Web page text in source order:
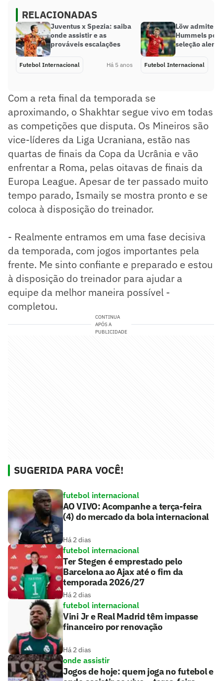
RELACIONADAS
Juventus x Spezia: saiba
onde assistir e as
prováveis escalações
Futebol Internacional Há 5 anos
Löw admite
Hummels
seleção alemã
Futebol Internacional
Com a reta final da temporada se
aproximando, o Shakhtar segue vivo em todas
as competições que disputa. Os Mineiros são
vice-líderes da Liga Ucraniana, estão nas
quartas de finais da Copa da Ucrânia e vão
enfrentar a Roma, pelas oitavas de finais da
Europa League. Apesar de ter passado muito
tempo parado, Ismaily se mostra pronto e se
coloca à disposição do treinador.
- Realmente entramos em uma fase decisiva
da temporada, com jogos importantes pela
frente. Me sinto confiante e preparado e estou
à disposição do treinador para ajudar a
equipe da melhor maneira possível -
completou.
CONTINUA
APÓS A
PUBLICIDADE
SUGERIDA PARA VOCÊ!
futebol internacional
AO VIVO: Acompanhe a terça-feira
(4) do mercado da bola internacional
Há 2 dias
futebol internacional
Ter Stegen é emprestado pelo
Barcelona ao Ajax até o fim da
temporada 2026/27
Há 2 dias
futebol internacional
Vini Jr e Real Madrid têm impasse
financeiro por renovação
Há 2 dias
onde assistir
Jogos de hoje: quem joga no futebol e